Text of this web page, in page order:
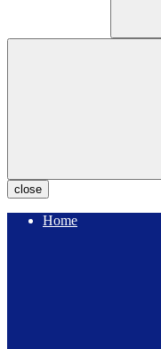
close
Home